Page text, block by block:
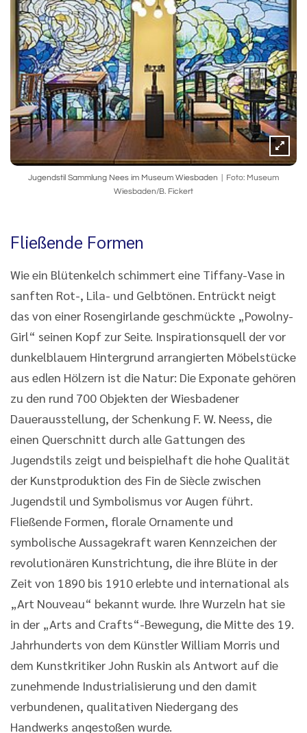
Jugendstil Sammlung Nees im Museum Wiesbaden
Foto: Museum
Wiesbaden/B. Fickert
Fließende Formen
Wie ein Blütenkelch schimmert eine Tiffany-Vase in
sanften Rot-, Lila- und Gelbtönen. Entrückt neigt
das von einer Rosengirlande geschmückte „Powolny-
Girl“ seinen Kopf zur Seite. Inspirationsquell der vor
dunkelblauem Hintergrund arrangierten Möbelstücke
aus edlen Hölzern ist die Natur: Die Exponate gehören
zu den rund 700 Objekten der Wiesbadener
Dauerausstellung, der Schenkung F. W. Neess, die
einen Querschnitt durch alle Gattungen des
Jugendstils zeigt und beispielhaft die hohe Qualität
der Kunstproduktion des Fin de Siècle zwischen
Jugendstil und Symbolismus vor Augen führt.
Fließende Formen, florale Ornamente und
symbolische Aussagekraft waren Kennzeichen der
revolutionären Kunstrichtung, die ihre Blüte in der
Zeit von 1890 bis 1910 erlebte und international als
„Art Nouveau“ bekannt wurde. Ihre Wurzeln hat sie
in der „Arts and Crafts“-Bewegung, die Mitte des 19.
Jahrhunderts von dem Künstler William Morris und
dem Kunstkritiker John Ruskin als Antwort auf die
zunehmende Industrialisierung und den damit
verbundenen, qualitativen Niedergang des
Handwerks angestoßen wurde.